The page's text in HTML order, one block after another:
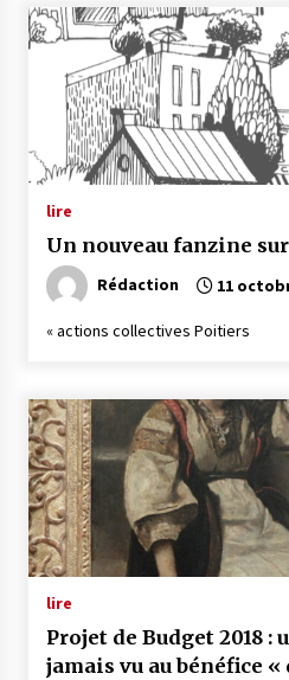
lire
Un nouveau fanzine
Rédaction 11
« actions collectives Poitiers
lire
Projet de Budget 2018 :
jamais vu au bénéfice